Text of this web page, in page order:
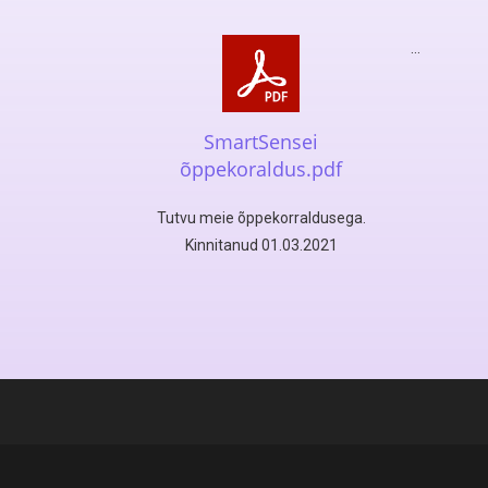
SmartSensei
õppekoraldus.pdf
Tutvu meie õppekorraldusega.
Kinnitanud 01.03.2021